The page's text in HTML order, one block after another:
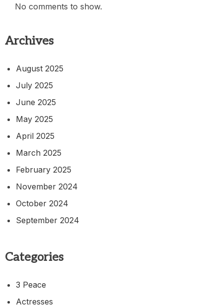
No comments to show.
Archives
August 2025
July 2025
June 2025
May 2025
April 2025
March 2025
February 2025
November 2024
October 2024
September 2024
Categories
3 Peace
Actresses